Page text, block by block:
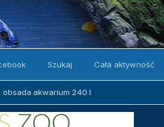
Szukaj Cała aktywność
obsada akwarium 240 l